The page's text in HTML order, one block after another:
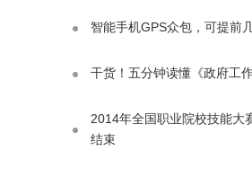
智能手机GPS众包，可提前
干货！五分钟读懂《政府工
2014年全国职业院校技能大
结束